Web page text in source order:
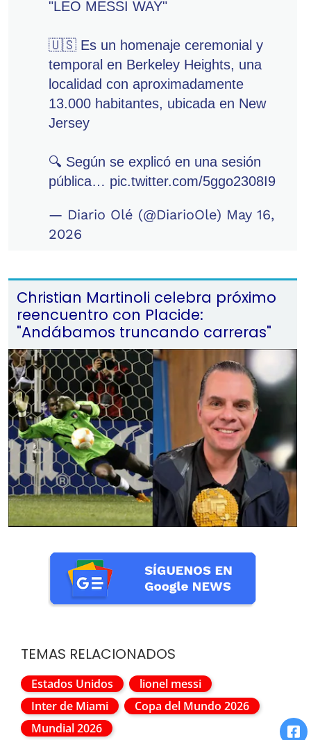
"LEO MESSI WAY"
🇺🇸 Es un homenaje ceremonial y
temporal en Berkeley Heights, una
localidad con aproximadamente
13.000 habitantes, ubicada en New
Jersey
🔍 Según se explicó en una sesión
pública… pic.twitter.com/5ggo2308I9
— Diario Olé (@DiarioOle) May 16,
2026
Christian Martinoli celebra próximo
reencuentro con Placide:
"Andábamos truncando carreras"
TEMAS RELACIONADOS
Estados Unidos
lionel messi
Inter de Miami
Copa del Mundo 2026
Mundial 2026